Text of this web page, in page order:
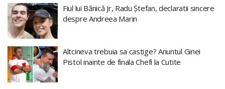
Fiul lui Bănică Jr, Radu Ștefan, declaratii sincere
despre Andreea Marin
Altcineva trebuia sa castige? Anuntul Ginei
Pistol inainte de finala Chefi la Cutite